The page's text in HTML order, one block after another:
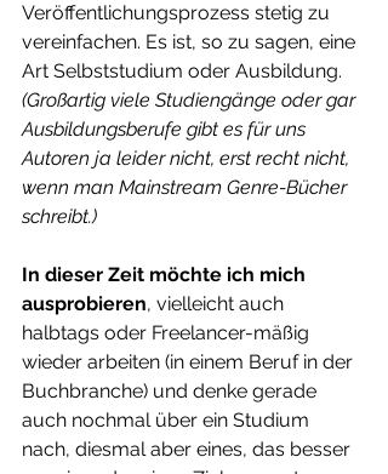
Veröffentlichungsprozess stetig zu
vereinfachen. Es ist, so zu sagen, eine
Art Selbststudium oder Ausbildung.
(Großartig viele Studiengänge oder gar
Ausbildungsberufe gibt es für uns
Autoren ja leider nicht, erst recht nicht,
wenn man Mainstream Genre-Bücher
schreibt.)
In dieser Zeit möchte ich mich
ausprobieren, vielleicht auch
halbtags oder Freelancer-mäßig
wieder arbeiten (in einem Beruf in der
Buchbranche) und denke gerade
auch nochmal über ein Studium
nach, diesmal aber eines, das besser